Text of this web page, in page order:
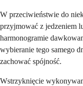
W przeciwieństwie do
przyjmować z jedzeniem
harmonogramie
wybieranie tego samego
zachować spójność.
Wstrzyknięcie